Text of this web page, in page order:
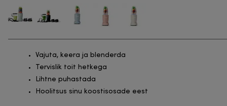
Vajuta, keera ja blenderda
Tervislik toit hetkega
Lihtne puhastada
Hoolitsus sinu koostisosade eest